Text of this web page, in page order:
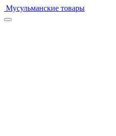
Мусульманские товары